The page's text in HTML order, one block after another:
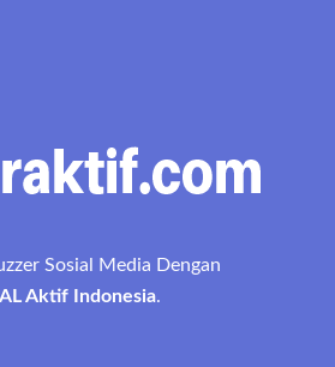
Sosial Media Dengan
Aktif Indonesia.